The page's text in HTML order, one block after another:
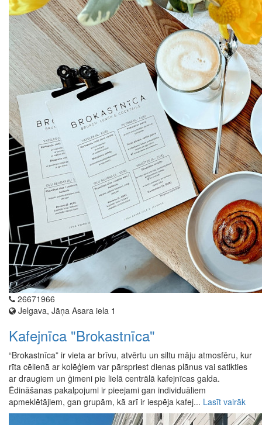
26671966
Jelgava, Jāņa Asara iela 1
Kafejnīca "Brokastnīca"
“Brokastnīca” ir vieta ar brīvu, atvērtu un siltu māju atmosfēru, kur
rīta cēlienā ar kolēģiem var pārspriest dienas plānus vai satikties
ar draugiem un ģimeni pie lielā centrālā kafejnīcas galda.
Ēdināšanas pakalpojumi ir pieejami gan individuāliem
apmeklētājiem, gan grupām, kā arī ir iespēja kafej... Lasīt vairāk